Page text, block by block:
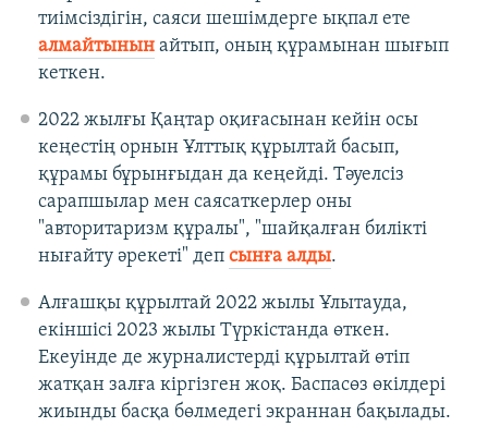
тиімсіздігін, саяси шешімдерге ықпал ете
алмайтынынайтып, оның құрамынан шығып
кеткен.
2022 жылғы Қаңтар оқиғасынан кейін осы
кеңестің орнын Ұлттық құрылтай басып,
құрамы бұрынғыдан да кеңейді. Тәуелсіз
сарапшылар мен саясаткерлер оны
"авторитаризм құралы", "шайқалған билікті
нығайту әрекеті" деп сынға алды.
Алғашқы құрылтай 2022 жылы Ұлытауда,
екіншісі 2023 жылы Түркістанда өткен.
Екеуінде де журналистерді құрылтай өтіп
жатқан залға кіргізген жоқ. Баспасөз өкілдері
жиынды басқа бөлмедегі экраннан бақылады.